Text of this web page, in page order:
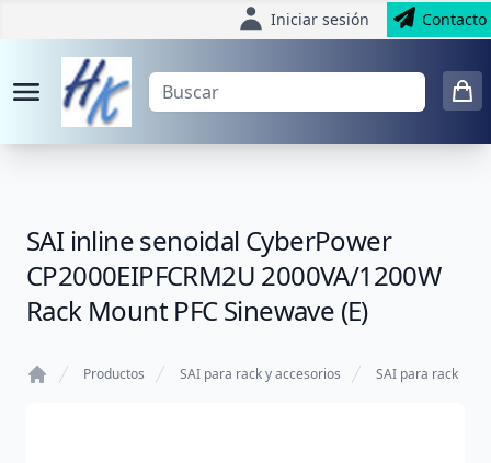
Iniciar sesión Contacto
SAI inline senoidal CyberPower
CP2000EIPFCRM2U 2000VA/1200W
Rack Mount PFC Sinewave (E)
Productos SAI para rack y accesorios SAI para rack